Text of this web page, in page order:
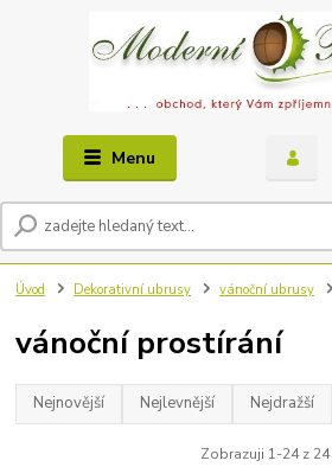
Menu
Úvod Dekorativní ubrusy vánoční ubrusy
vánoční prostírání
Nejnovější Nejlevnější Nejdražší
Zobrazuji 1-24 z 24